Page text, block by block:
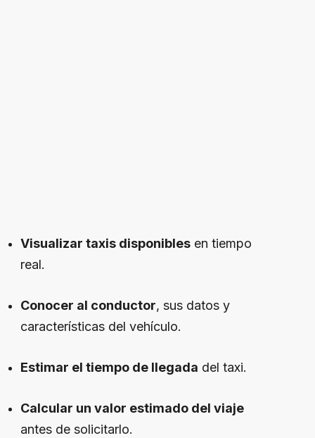
Visualizar taxis disponiblesen tiempo
real.
Conocer al conductor, sus datos y
características del vehículo.
Estimar el tiempo de llegada del taxi.
Calcular un valor estimado del viaje
antes de solicitarlo.